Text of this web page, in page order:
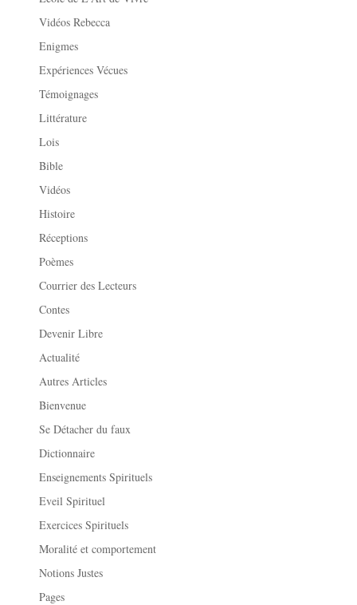
Vidéos Rebecca
Enigmes
Expériences Vécues
Témoignages
Littérature
Lois
Bible
Vidéos
Histoire
Réceptions
Poèmes
Courrier des Lecteurs
Contes
Devenir Libre
Actualité
Autres Articles
Bienvenue
Se Détacher du faux
Dictionnaire
Enseignements Spirituels
Eveil Spirituel
Exercices Spirituels
Moralité et comportement
Notions Justes
Pages